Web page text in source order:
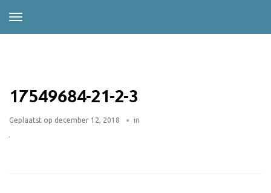
17549684-21-2-3
Geplaatst op december 12, 2018 in